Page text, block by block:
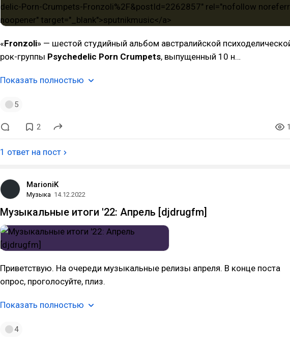
«Fronzoli» — шестой студийный альбом австралийской
рок-группы Psychedelic Porn Crumpets, выпущенный 10 н…
Показать полностью
5
2
1 ответ на пост
MarioniK
Музыка 14.12.2022
Музыкальные итоги '22: Апрель [djdrugfm]
Приветствую. На очереди музыкальные релизы апреля. В конце поста
опрос, проголосуйте, плиз.
Показать полностью
4